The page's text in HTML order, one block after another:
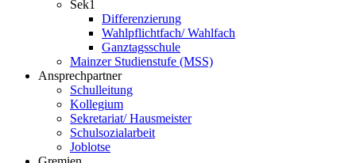
Sek1
Differenzierung
Wahlpflichtfach/ Wahlfach
Ganztagsschule
Mainzer Studienstufe (MSS)
Ansprechpartner
Schulleitung
Kollegium
Sekretariat/ Hausmeister
Schulsozialarbeit
Joblotse